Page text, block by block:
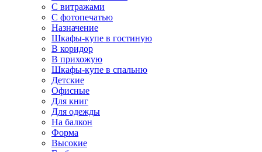
С витражами
С фотопечатью
Назначение
Шкафы-купе в гостиную
В коридор
В прихожую
Шкафы-купе в спальню
Детские
Офисные
Для книг
Для одежды
На балкон
Форма
Высокие